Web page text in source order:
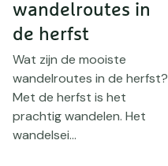
wandelroutes in
de herfst
Wat zijn de mooiste
wandelroutes in de herfst?
Met de herfst is het
prachtig wandelen. Het
wandelsei...